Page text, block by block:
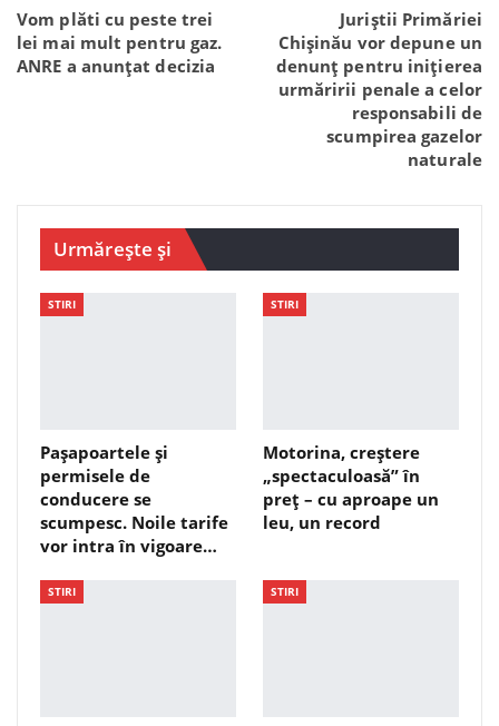
Vom plăti cu peste trei
lei mai mult pentru gaz.
ANRE a anunțat decizia
Juriștii Primăriei
Chișinău vor depune un
denunț pentru inițierea
urmăririi penale a celor
responsabili de
scumpirea gazelor
naturale
Urmărește și
STIRI
Pașapoartele și
permisele de
conducere se
scumpesc. Noile tarife
vor intra în vigoare…
STIRI
Motorina, creștere
„spectaculoasă” în
preț – cu aproape un
leu, un record
STIRI STIRI